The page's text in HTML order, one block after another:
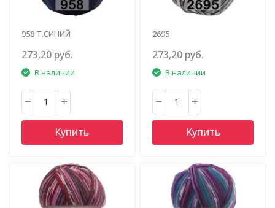
958 Т.СИНИЙ
273,20 руб.
В наличии
Купить
2695
273,20 руб.
В наличии
Купить